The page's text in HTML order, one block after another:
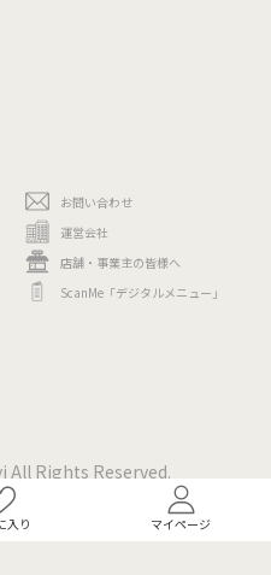
入り マイページ
お問い合わせ
運営会社
店舗・事業主の皆様へ
ScanMe「デジタルメニュー」
Rights Reserved.